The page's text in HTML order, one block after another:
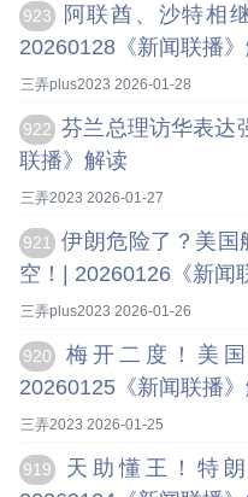
923
阿联酋、沙特相
20260128《新闻联播
三弄plus2023 2026-01-28
922 芬兰总理访华表达
联播》解读
三弄2023 2026-01-27
921
伊朗危险了？美国
空！| 20260126《新闻
三弄plus2023 2026-01-26
920
梅开二度！美
20260125《新闻联播
三弄2023 2026-01-25
919
天助懂王！特